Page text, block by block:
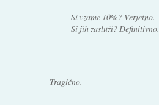
Si vzame 10%? Verjetno.
Si jih zasluži? Definitivno.
Tragično.